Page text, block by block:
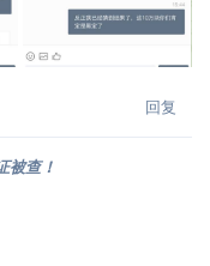
回复
被查！